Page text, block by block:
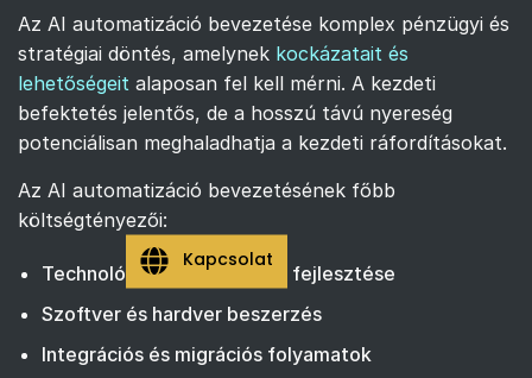
Az AI automatizáció bevezetése komplex pénzügyi és
stratégiai döntés, amelynek kockázatait és
lehetőségeit alaposan fel kell mérni. A kezdeti
befektetés jelentős, de a hosszú távú nyereség
potenciálisan meghaladhatja a kezdeti ráfordításokat.
Az AI automatizáció bevezetésének főbb
költségtényezői:
Technológiai infrastruktúra fejlesztése
Szoftver és hardver beszerzés
Integrációs és migrációs folyamatok
Kapcsolat